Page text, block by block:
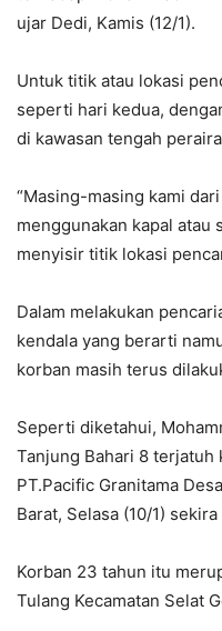
ujar Dedi, Kamis (12/1).
Untuk titik atau lokasi
seperti hari kedua,
di kawasan tengah
“Masing-masing kami
menggunakan kapal atau
menyisir titik lokasi
Dalam melakukan
kendala yang berarti
korban masih terus
Seperti diketahui,
Tanjung Bahari 8 terjatuh
PT.Pacific Granitama
Barat, Selasa (10/1)
Korban 23 tahun itu
Tulang Kecamatan Selat